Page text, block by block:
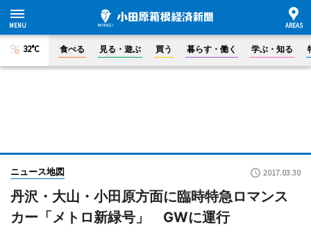
32°C 食べる 見る・遊ぶ 買う 暮らす・働く 学ぶ・知る
ニュース地図 2017.03.30
丹沢・大山・小田原方面に臨時特急ロマンス
カー「メトロ新緑号」 GWに運行